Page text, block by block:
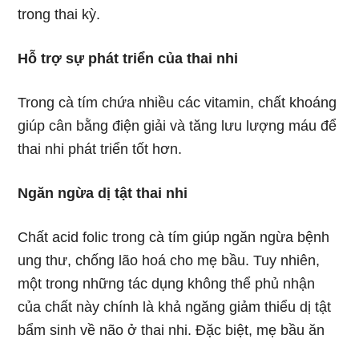
trong thai kỳ.
Hỗ trợ sự phát triển của thai nhi
Trong cà tím chứa nhiều các vitamin, chất khoáng
giúp cân bằng điện giải và tăng lưu lượng máu để
thai nhi phát triển tốt hơn.
Ngăn ngừa dị tật thai nhi
Chất acid folic trong cà tím giúp ngăn ngừa bệnh
ung thư, chống lão hoá cho mẹ bầu. Tuy nhiên,
một trong những tác dụng không thể phủ nhận
của chất này chính là khả ngăng giảm thiểu dị tật
bẩm sinh về não ở thai nhi. Đặc biệt, mẹ bầu ăn